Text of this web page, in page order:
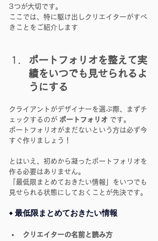
3つが大切です。
ここでは、特に駆け出しクリエイターがすべ
きことをご紹介します
ポートフォリオを整えて実
績をいつでも見せられるよ
うにする
クライアントがデザイナーを選ぶ際、まずチ
ェックするのが ポートフォリオ です。
ポートフォリオがまだないという方は必ず今
すぐ作りましょう！
とはいえ、初めから凝ったポートフォリオを
作る必要はありません。
「最低限まとめておきたい情報」をいつでも
見せられる状態にしておくことが先決です。
◆ 最低限まとめておきたい情報
クリエイターの名前と読み方